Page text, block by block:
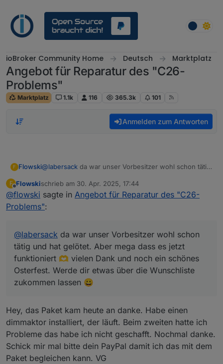
ioBroker Community Home Deutsch Marktplatz
Angebot für Reparatur des "C26-
Problems"
Marktplatz 1.1k 116 365.3k 101
Anmelden zum Antworten
F Flowski@labersack da war unser Vorbesitzer wohl schon tätig
🫶 vielen Dank und noch ein schönes Osterfest.
Werde dir etwas über die Wunschliste zukommen
lassen 😀
F
Offline
Flowskischrieb am 30. Apr. 2025, 17:44
zuletzt editiert von
@flowski sagte in Angebot für Reparatur des "C26-
Problems":
@labersack da war unser Vorbesitzer wohl schon
tätig und hat gelötet. Aber mega dass es jetzt
funktioniert 🫶 vielen Dank und noch ein schönes
Osterfest. Werde dir etwas über die Wunschliste
zukommen lassen 😀
Hey, das Paket kam heute an danke. Habe einen
dimmaktor installiert, der läuft. Beim zweiten hatte ich
Probleme das habe ich nicht geschafft. Nochmal danke.
Schick mir mal bitte dein PayPal damit ich das mit dem
Paket begleichen kann. VG